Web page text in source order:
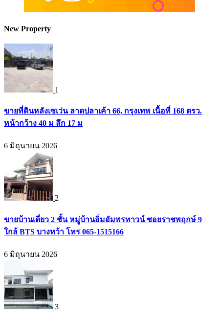
New Property
1
ขายที่ดินหลังเซเว่น ลาดปลาเค้า 66, กรุงเทพ เนื้อที่ 168 ตรว.
หน้ากว้าง 40 ม ลึก 17 ม
6 มิถุนายน 2026
2
ขายบ้านเดี่ยว 2 ชั้น หมู่บ้านอิ่มอัมพรทาวน์ ซอยราชพฤกษ์ 9
ใกล้ BTS บางหว้า โทร 065-1515166
6 มิถุนายน 2026
3